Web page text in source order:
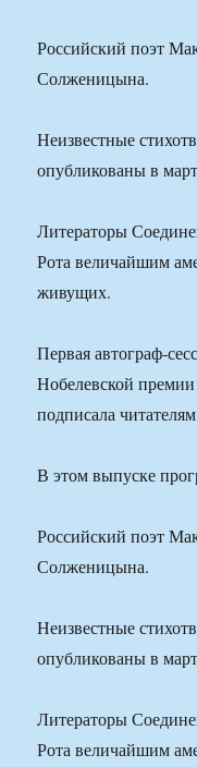
Российский поэт
Солженицына.
Неизвестные
опубликованы в
Литераторы
Рота величайшим
живущих.
Первая автограф-
Нобелевской
подписала
В этом выпуске
Российский поэт
Солженицына.
Неизвестные
опубликованы в
Литераторы
Рота величайшим